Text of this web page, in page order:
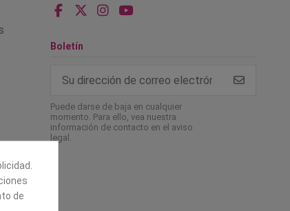
Boletín
Puede darse de baja en cualquier
momento. Para ello, vea nuestra
información de contacto en el aviso
legal.
de